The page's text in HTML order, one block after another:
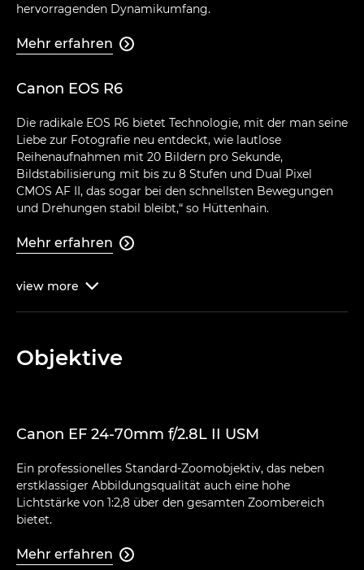
hervorragenden Dynamikumfang.
Mehr erfahren 
Canon EOS R6
Die radikale EOS R6 bietet Technologie, mit der man seine
Liebe zur Fotografie neu entdeckt, wie lautlose
Reihenaufnahmen mit 20 Bildern pro Sekunde,
Bildstabilisierung mit bis zu 8 Stufen und Dual Pixel
CMOS AF II, das sogar bei den schnellsten Bewegungen
und Drehungen stabil bleibt,“ so Hüttenhain.
Mehr erfahren 
view more 
Objektive
Canon EF 24-70mm f/2.8L II USM
Ein professionelles Standard-Zoomobjektiv, das neben
erstklassiger Abbildungsqualität auch eine hohe
Lichtstärke von 1:2,8 über den gesamten Zoombereich
bietet.
Mehr erfahren 